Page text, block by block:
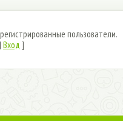
пользователи.
| Вход ]